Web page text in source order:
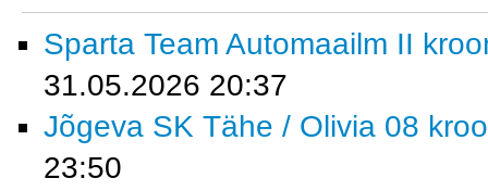
Sparta Team Automaailm II
31.05.2026 20:37
Jõgeva SK Tähe / Olivia 08
23:50